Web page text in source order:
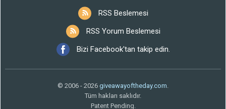
RSS Beslemesi
RSS Yorum Beslemesi
Bizi Facebook'tan takip edin.
© 2006 - 2026 giveawayoftheday.com.
Tüm hakları saklıdır.
Patent Pending.